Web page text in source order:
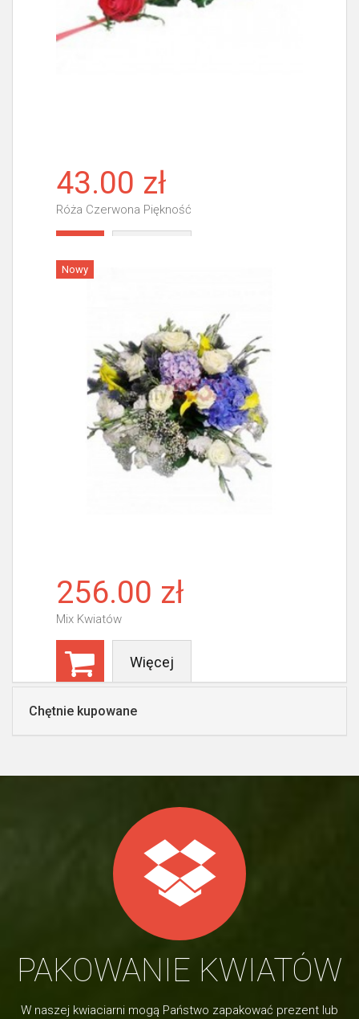
43.00 zł
Róża Czerwona Piękność
Nowy
256.00 zł
Mix Kwiatów
Więcej
Chętnie kupowane
PAKOWANIE KWIATÓW
W naszej kwiaciarni mogą Państwo zapakować prezent lub